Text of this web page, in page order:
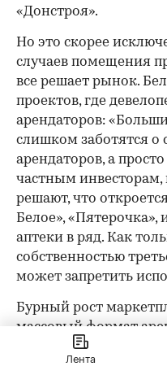
«Донстроя».
Но это скорее
случаев помещения
все решает рынок.
проектов, где
арендаторов:
слишком заботятся о
арендаторов, а
частным
решают, что
Белое»,
аптеки в ряд. Как
собственностью
может запретить
Бурный рост
массовый формат
пункты выдачи
гарантированным
Лента